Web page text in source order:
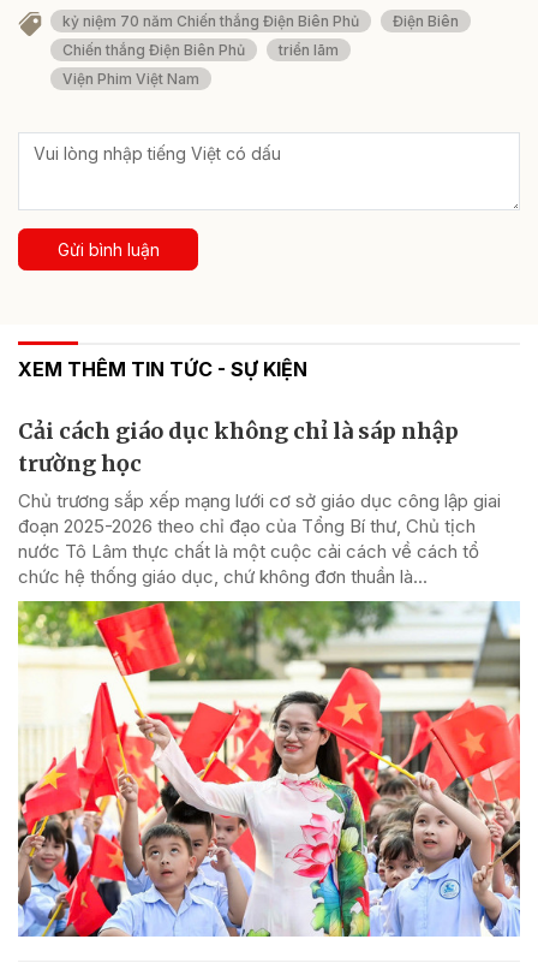
kỷ niệm 70 năm Chiến thắng Điện Biên Phủ
Điện Biên
Chiến thắng Điện Biên Phủ
triển lãm
Viện Phim Việt Nam
Gửi bình luận
XEM THÊM TIN TỨC - SỰ KIỆN
Cải cách giáo dục không chỉ là sáp nhập
trường học
Chủ trương sắp xếp mạng lưới cơ sở giáo dục công lập giai
đoạn 2025-2026 theo chỉ đạo của Tổng Bí thư, Chủ tịch
nước Tô Lâm thực chất là một cuộc cải cách về cách tổ
chức hệ thống giáo dục, chứ không đơn thuần là...